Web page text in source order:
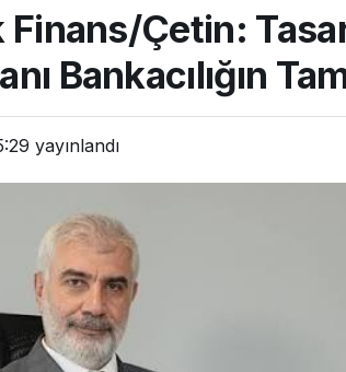
Finans/Çetin:
Bankacılığın
yayınlandı